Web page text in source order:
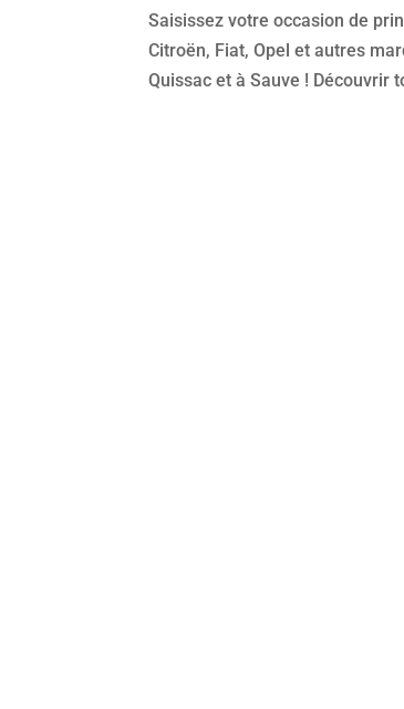
Saisissez votre occasion de
Citroën, Fiat, Opel et autres
Quissac et à Sauve ! Découvrir